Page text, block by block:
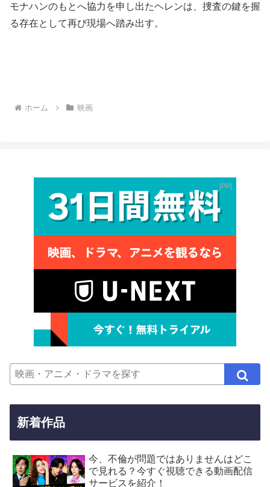
モナハンのもとへ協力を申し出たヘレンは、捜査の鍵を握
る存在として再び現場へ踏み出す。
ホーム 映画
PR
新着作品
今、不倫が問題ではありませんはどこ
で見れる？今すぐ視聴できる動画配信
サービスを紹介！